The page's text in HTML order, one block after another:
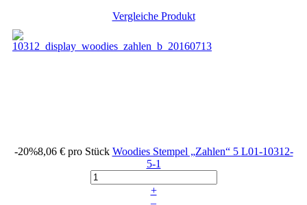
Vergleiche Produkt
-20%8,06 € pro Stück Woodies Stempel „Zahlen“ 5 L01-10312-
5-1
+
–